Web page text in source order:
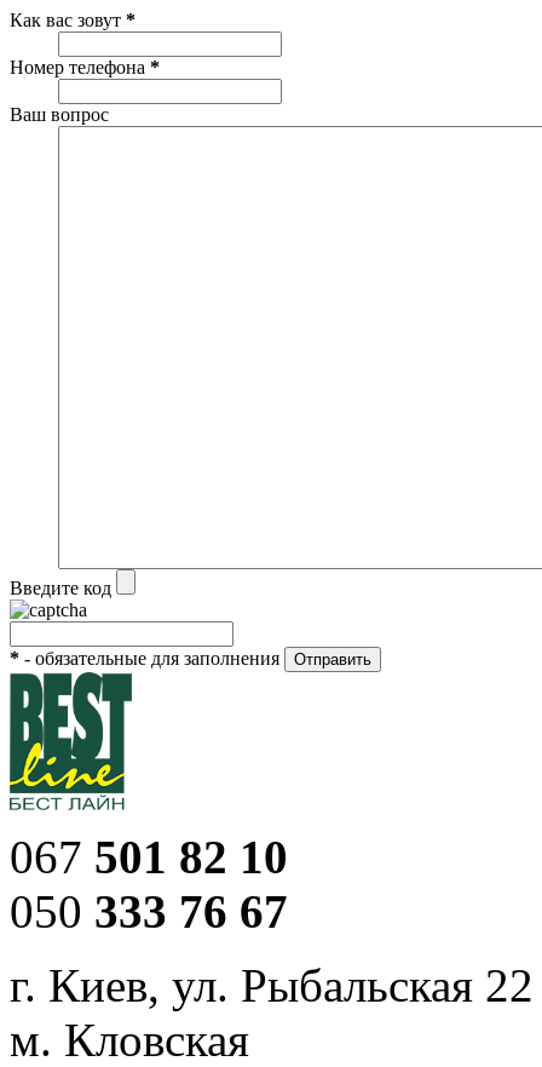
Как вас зовут *
Номер телефона *
Ваш вопрос
Введите код
* - обязательные для заполнения
067 501 82 10
050 333 76 67
г. Киев, ул. Рыбальская 22
м. Кловская